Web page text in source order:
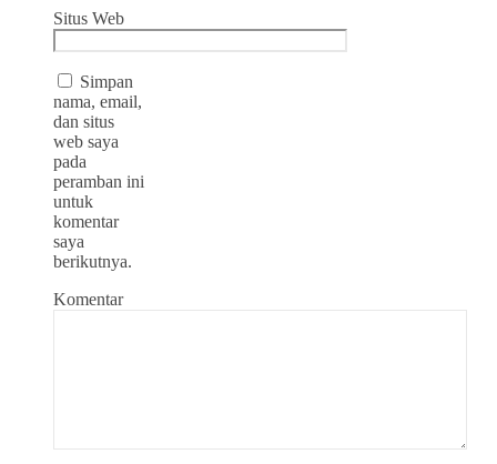
Situs Web
Simpan
nama, email,
dan situs
web saya
pada
peramban ini
untuk
komentar
saya
berikutnya.
Komentar